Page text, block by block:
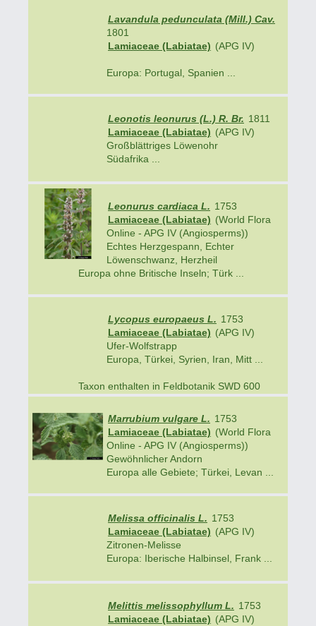
Lavandula pedunculata (Mill.) Cav.
1801
Lamiaceae (Labiatae) (APG IV)
Europa: Portugal, Spanien ...
Leonotis leonurus (L.) R. Br. 1811
Lamiaceae (Labiatae) (APG IV)
Großblättriges Löwenohr
Südafrika ...
Leonurus cardiaca L. 1753
Lamiaceae (Labiatae) (World Flora
Online - APG IV (Angiosperms))
Echtes Herzgespann, Echter
Löwenschwanz, Herzheil
Europa ohne Britische Inseln; Türk ...
Lycopus europaeus L. 1753
Lamiaceae (Labiatae) (APG IV)
Ufer-Wolfstrapp
Europa, Türkei, Syrien, Iran, Mitt ...
Taxon enthalten in Feldbotanik SWD 600
Marrubium vulgare L. 1753
Lamiaceae (Labiatae) (World Flora
Online - APG IV (Angiosperms))
Gewöhnlicher Andorn
Europa alle Gebiete; Türkei, Levan ...
Melissa officinalis L. 1753
Lamiaceae (Labiatae) (APG IV)
Zitronen-Melisse
Europa: Iberische Halbinsel, Frank ...
Melittis melissophyllum L. 1753
Lamiaceae (Labiatae) (APG IV)